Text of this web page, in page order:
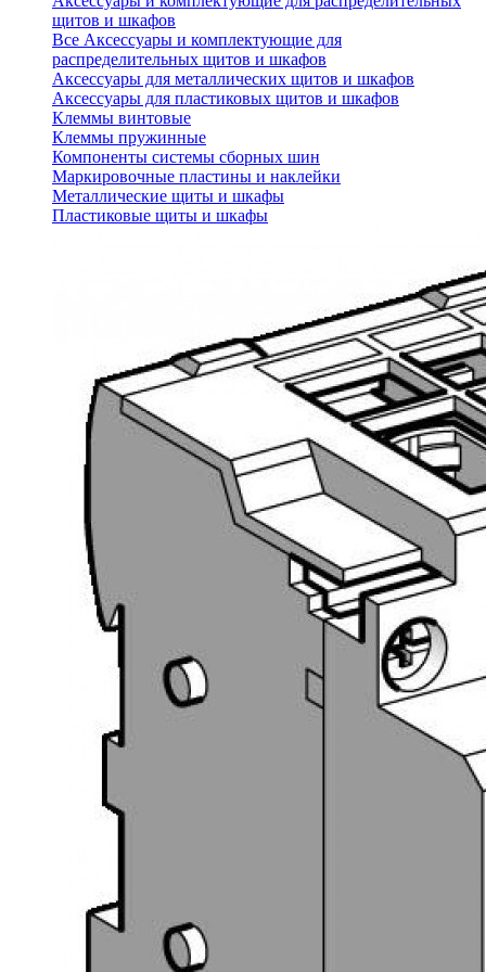
щитов и шкафов
Все Аксессуары и комплектующие для
распределительных щитов и шкафов
Аксессуары для металлических щитов и шкафов
Аксессуары для пластиковых щитов и шкафов
Клеммы винтовые
Клеммы пружинные
Компоненты системы сборных шин
Маркировочные пластины и наклейки
Металлические щиты и шкафы
Пластиковые щиты и шкафы